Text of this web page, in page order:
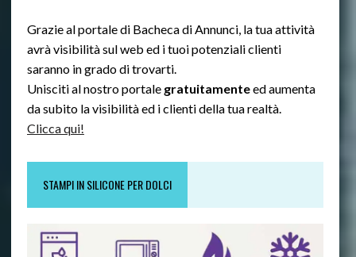
Grazie al portale di Bacheca di Annunci, la tua attività
avrà visibilità sul web ed i tuoi potenziali clienti
saranno in grado di trovarti.
Unisciti al nostro portale gratuitamenteed aumenta
da subito la visibilità ed i clienti della tua realtà.
Clicca qui!
STAMPI IN SILICONE PER DOLCI